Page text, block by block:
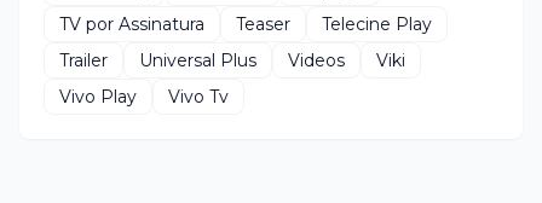
TV por Assinatura
Teaser
Telecine Play
Trailer
Universal Plus Videos
Viki
Vivo Play
Vivo Tv